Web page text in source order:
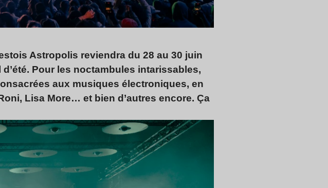
Astropolis reviendra du 28 au 30 juin
Pour les noctambules intarissables,
aux musiques électroniques, en
Lisa More… et bien d’autres encore. Ça